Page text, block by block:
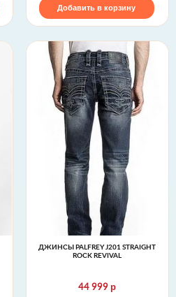
Добавить в корзину
ДЖИНСЫ PALFREY J201 STRAIGHT
ROCK REVIVAL
44 999р